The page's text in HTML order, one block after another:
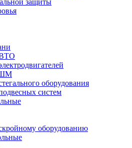
ВТО
оборудования
систем
оборудованию